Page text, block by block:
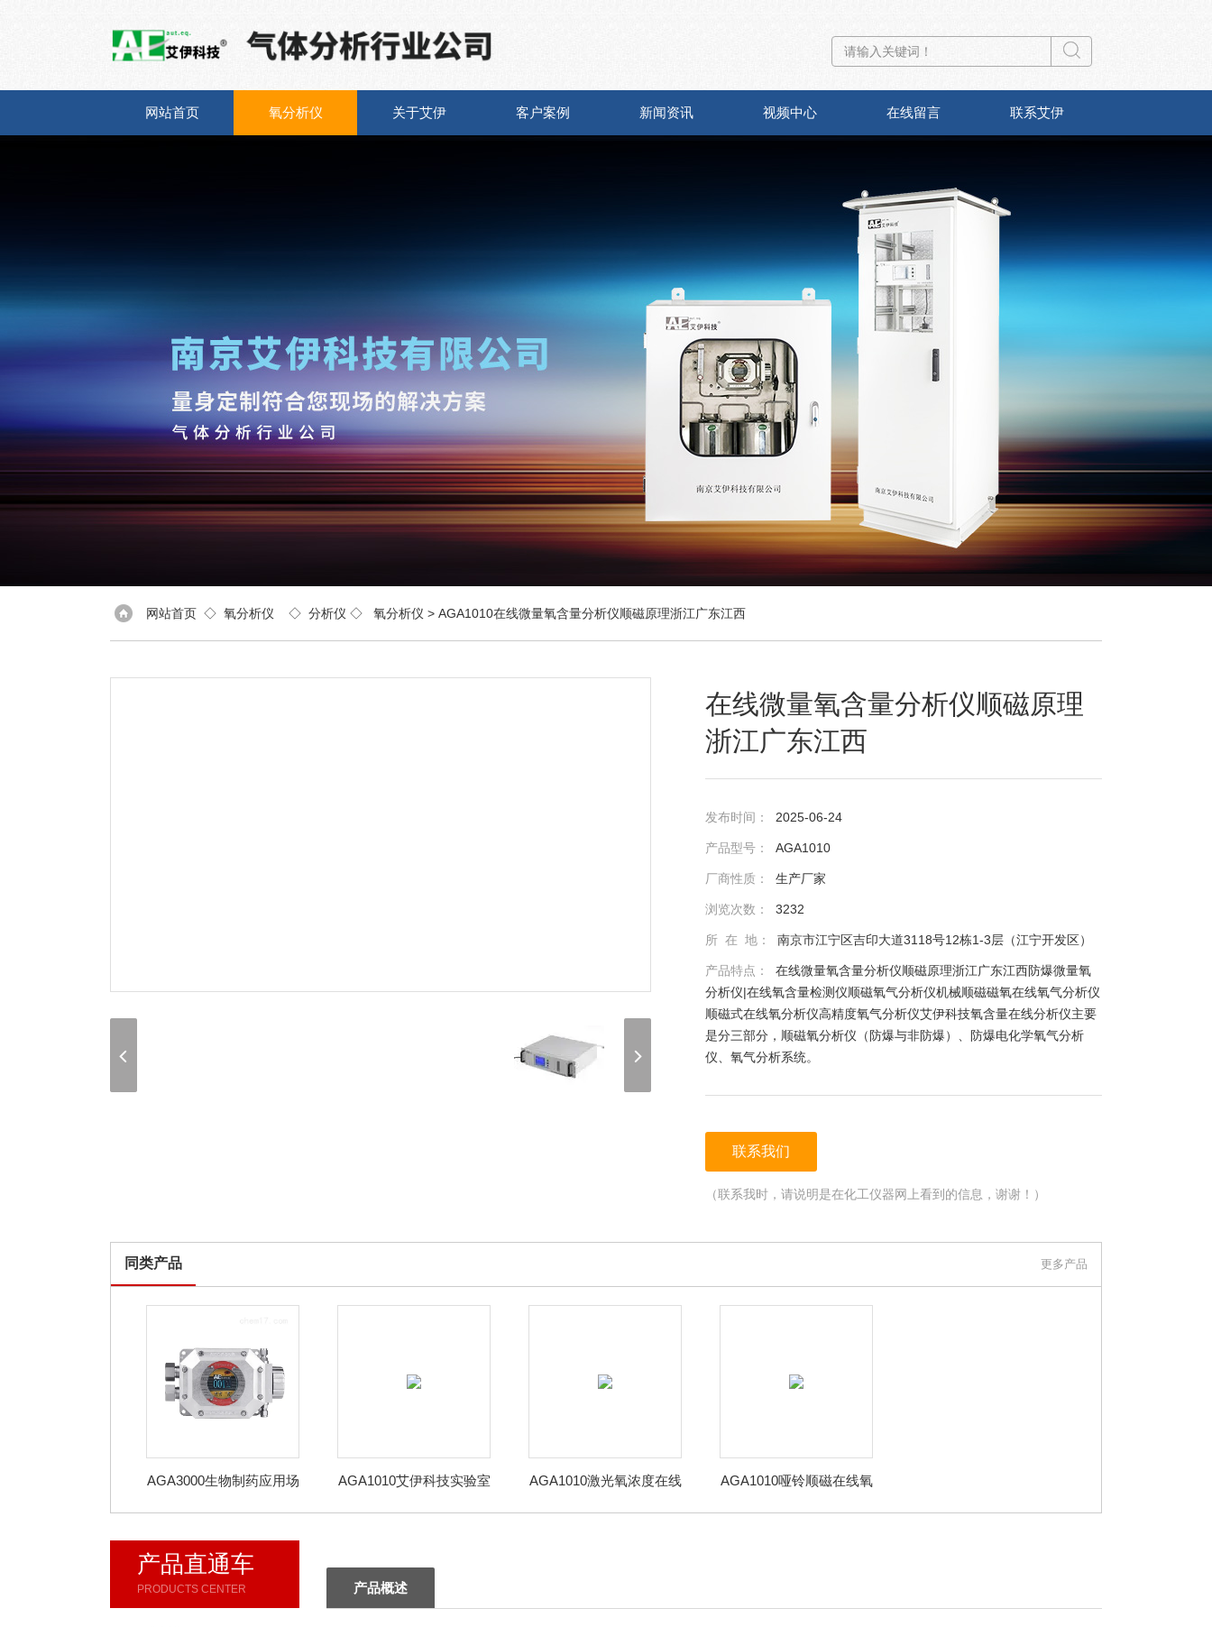
网站首页 氧分析仪 关于艾伊 客户案例 新闻资讯 视频中心 在线留言 联系艾伊
网站首页 ◇ 氧分析仪 ◇ 分析仪 ◇ 氧分析仪 > AGA1010在线微量氧含量分析仪顺磁原理浙江广东江西
在线微量氧含量分析仪顺磁原理
浙江广东江西
发布时间： 2025-06-24
产品型号： AGA1010
厂商性质： 生产厂家
浏览次数： 3232
所 在 地： 南京市江宁区吉印大道3118号12栋1-3层（江宁开发区）
产品特点： 在线微量氧含量分析仪顺磁原理浙江广东江西防爆微量氧
分析仪|在线氧含量检测仪顺磁氧气分析仪机械顺磁磁氧在线氧气分析仪
顺磁式在线氧分析仪高精度氧气分析仪艾伊科技氧含量在线分析仪主要
是分三部分，顺磁氧分析仪（防爆与非防爆）、防爆电化学氧气分析
仪、氧气分析系统。
联系我们
（联系我时，请说明是在化工仪器网上看到的信息，谢谢！）
同类产品 更多产品
AGA3000生物制药应用场
AGA1010艾伊科技实验室
AGA1010激光氧浓度在线
AGA1010哑铃顺磁在线氧
产品直通车
PRODUCTS CENTER 产品概述